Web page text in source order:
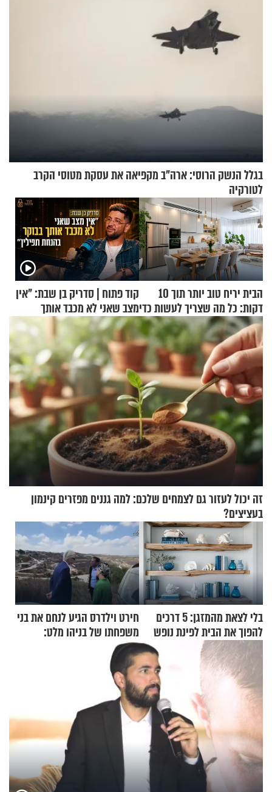
בגלל הנשק הרוסי: ארה"ב מקפיאה את עסקת מטוסי הקרב
לטורקיה
הבית יריח טוב יותר תוך 10
דקות: כל מה שצריך לעשות כדי
לרענן את הבית
קוד פתוח | סדריק בן שבת: "אין
מצב שאני לא מכבד אותך
בבוקר בהנחת תפילין"
זה יכול לעזור גם לצמחים שלכם: למה גננים מפזרים קינמון
בעציצים?
בלי לצאת מהמזגן: 5 דרכים
להפוך את הבית לפינת נופש
מעוצבת
חירט וילדרס הגיע לנחם את בני
משפחתו של בניהו מלט:
"מיליונים באירופה תומכים
בכם"